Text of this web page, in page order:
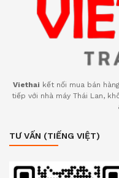
Viethai kết nối mua bán
tiếp với nhà máy Thái Lan,
TƯ VẤN (TIẾNG VIỆT)